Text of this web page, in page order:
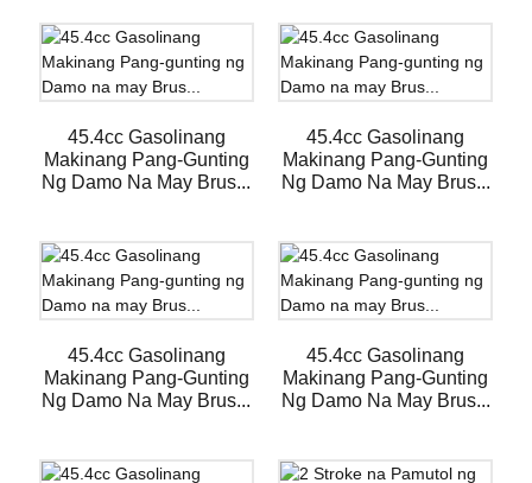
45.4cc Gasolinang
Makinang Pang-Gunting
Ng Damo Na May Brus...
45.4cc Gasolinang
Makinang Pang-Gunting
Ng Damo Na May Brus...
45.4cc Gasolinang
Makinang Pang-Gunting
Ng Damo Na May Brus...
45.4cc Gasolinang
Makinang Pang-Gunting
Ng Damo Na May Brus...